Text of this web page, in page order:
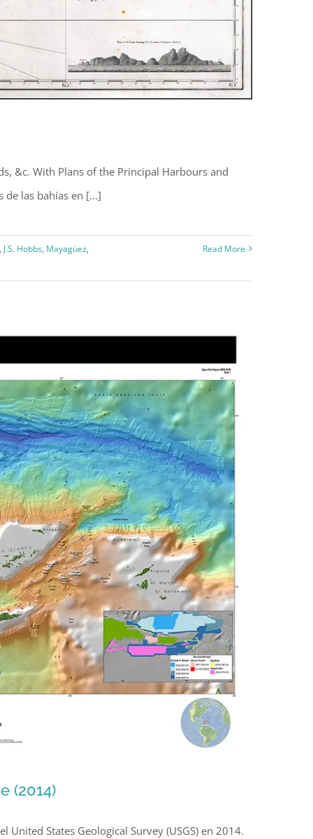
&c. With Plans of the Principal Harbours and
de las bahías en [...]
, J.S. Hobbs, Mayagüez, Read More
(2014)
States Geological Survey (USGS) en 2014.